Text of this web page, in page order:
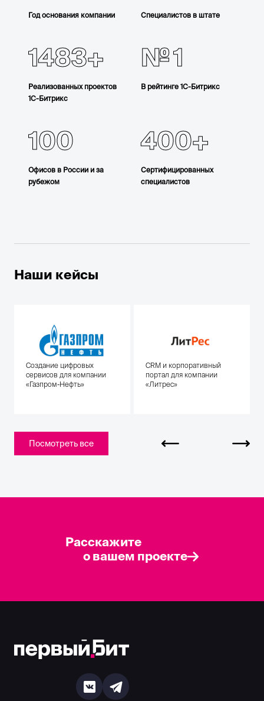
Год основания компании Специалистов в штате
1483
Реализованных проектов
1С-Битрикс
1
В рейтинге 1С-Битрикс
100
Офисов в России и за
рубежом
400
Сертифицированных
специалистов
Наши кейсы
Создание цифровых
сервисов для компании
«Газпром-Нефть»
CRM и корпоративный
портал для компании
«Литрес»
Посмотреть все
Расскажите
о вашем проекте